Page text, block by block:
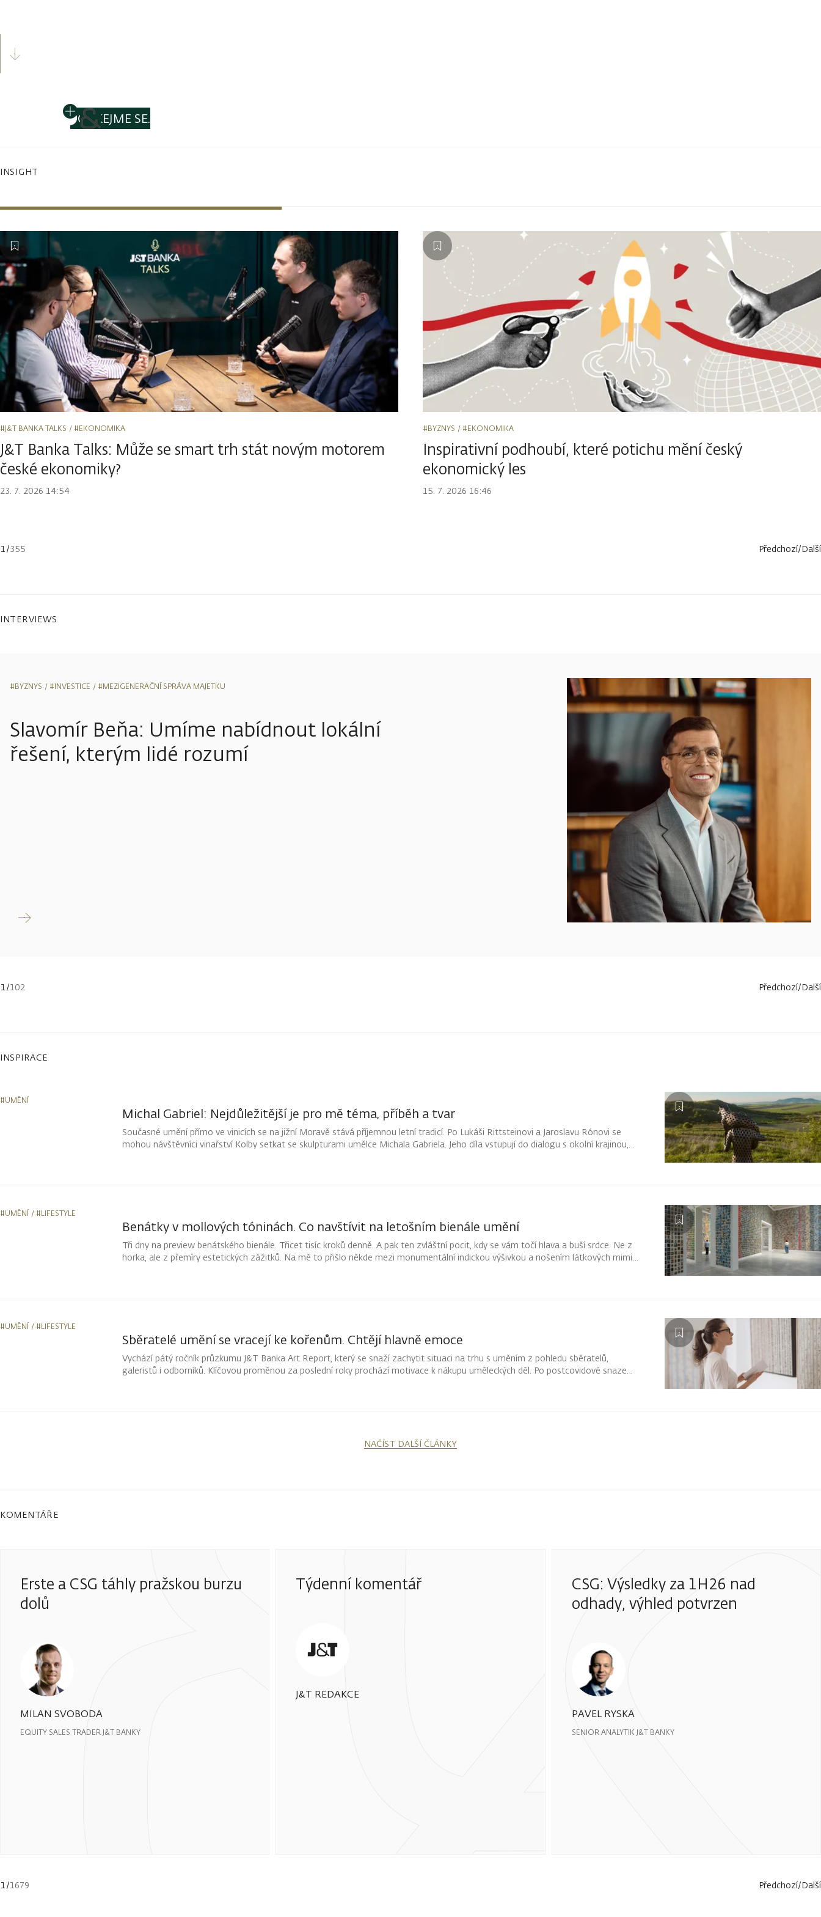
POTKEJME SE.
INSIGHT
#J&T BANKA TALKS #EKONOMIKA
J&T Banka Talks: Může se smart trh stát novým motorem
české ekonomiky?
23. 7. 2026 14:54
#BYZNYS #EKONOMIKA
Inspirativní podhoubí, které potichu mění český
ekonomický les
15. 7. 2026 16:46
1/355 Předchozí/Další
INTERVIEWS
#BYZNYS #INVESTICE #MEZIGENERAČNÍ SPRÁVA MAJETKU
Slavomír Beňa: Umíme nabídnout lokální
řešení, kterým lidé rozumí
Číst
1/102 Předchozí/Další
INSPIRACE
#UMĚNÍ
Michal Gabriel: Nejdůležitější je pro mě téma, příběh a tvar
Současné umění přímo ve vinicích se na jižní Moravě stává příjemnou letní tradicí. Po Lukáši Rittsteinovi a Jaroslavu Rónovi se
mohou návštěvníci vinařství Kolby setkat se skulpturami umělce Michala Gabriela. Jeho díla vstupují do dialogu s okolní krajinou,
#UMĚNÍ #LIFESTYLE
Benátky v mollových tóninách. Co navštívit na letošním bienále umění
Tři dny na preview benátského bienále. Třicet tisíc kroků denně. A pak ten zvláštní pocit, kdy se vám točí hlava a buší srdce. Ne z
horka, ale z přemíry estetických zážitků. Na mě to přišlo někde mezi monumentální indickou výšivkou a nošením látkových mimin
#UMĚNÍ #LIFESTYLE
Sběratelé umění se vracejí ke kořenům. Chtějí hlavně emoce
Vychází pátý ročník průzkumu J&T Banka Art Report, který se snaží zachytit situaci na trhu s uměním z pohledu sběratelů,
galeristů i odborníků. Klíčovou proměnou za poslední roky prochází motivace k nákupu uměleckých děl. Po postcovidové snaze
NAČÍST DALŠÍ ČLÁNKY
KOMENTÁŘE
Erste a CSG táhly pražskou burzu
dolů
MILAN SVOBODA
EQUITY SALES TRADER J&T BANKY
Týdenní komentář
J&T REDAKCE
CSG: Výsledky za 1H26 nad
odhady, výhled potvrzen
PAVEL RYSKA
SENIOR ANALYTIK J&T BANKY
1/1679 Předchozí/Další